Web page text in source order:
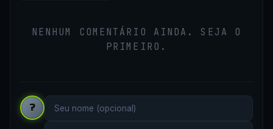
NENHUM COMENTÁRIO AINDA. SEJA O
PRIMEIRO.
?